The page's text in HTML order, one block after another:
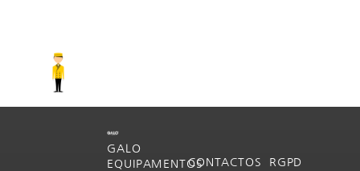
GALO
EQUIPAMENTOSCONTACTOS RGPD